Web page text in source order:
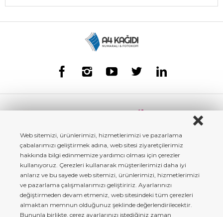
Web sitemizi, ürünlerimizi, hizmetlerimizi ve pazarlama
çabalarımızı geliştirmek adına, web sitesi ziyaretçilerimiz
hakkında bilgi edinmemize yardımcı olması için çerezler
kullanıyoruz. Çerezleri kullanarak müşterilerimizi daha iyi
anlarız ve bu sayede web sitemizi, ürünlerimizi, hizmetlerimizi
ve pazarlama çalışmalarımızı geliştiririz. Ayarlarınızı
değiştirmeden devam etmeniz, web sitesindeki tüm çerezleri
almaktan memnun olduğunuz şeklinde değerlendirilecektir.
Bununla birlikte, çerez ayarlarınızı istediğiniz zaman